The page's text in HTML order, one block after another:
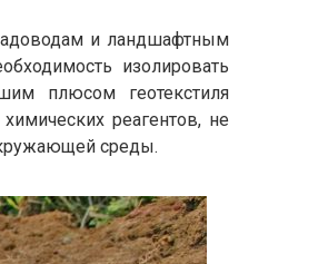
и ландшафтным
изолировать
плюсом геотекстиля
реагентов, не
среды.